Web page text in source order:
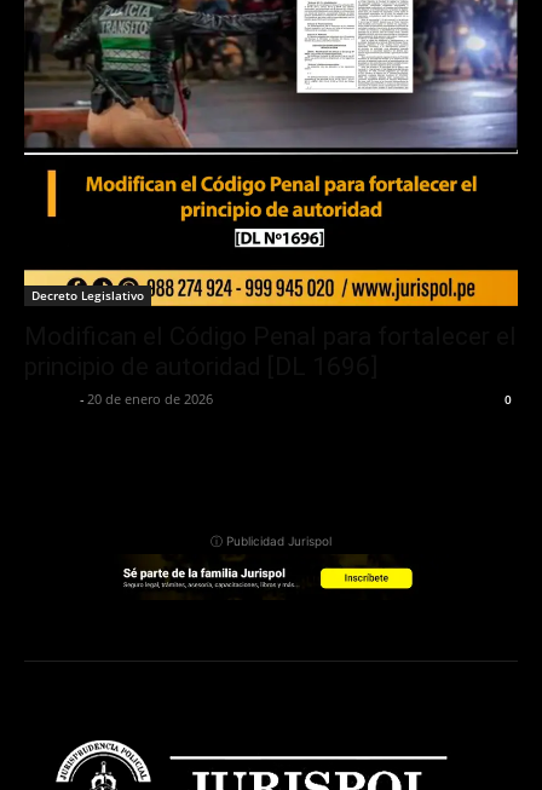
Decreto Legislativo
- 20 de enero de 2026 0
ⓘ Publicidad Jurispol